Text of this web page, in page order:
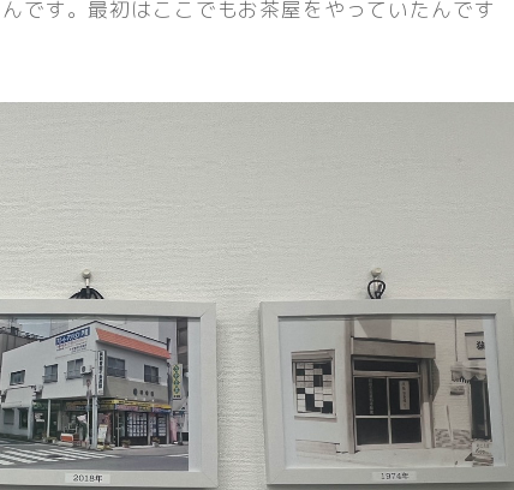
んです。最初はここでもお茶屋をやっていたんです